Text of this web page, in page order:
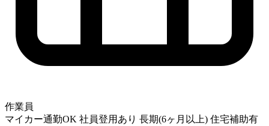
作業員
マイカー通勤OK 社員登用あり 長期(6ヶ月以上) 住宅補助有